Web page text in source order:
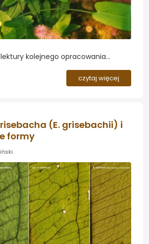
kolejnego opracowania
będą spotykane w akwariach
urugwajskiej, tu celowe wydaje się
czytaj więcej
(E. grisebachii) i
formy